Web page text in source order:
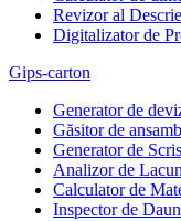
Revizor al
Digitalizator de
Gips-carton
Generator de
Găsitor de
Generator de
Analizor de
Calculator de
Inspector de